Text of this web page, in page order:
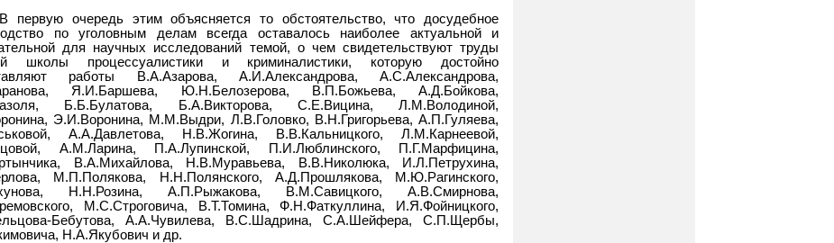
В первую очередь этим объясняется то обстоятельство, что досудебное
по уголовным делам всегда оставалось наиболее актуальной и
для научных исследований темой, о чем свидетельствуют труды
школы процессуалистики и криминалистики, которую достойно
работы В.А.Азарова, А.И.Александрова, А.С.Александрова,
Я.И.Баршева, Ю.Н.Белозерова, В.П.Божьева, А.Д.Бойкова,
Б.Б.Булатова, Б.А.Викторова, С.Е.Вицина, Л.М.Володиной,
Э.И.Воронина, М.М.Выдри, Л.В.Головко, В.Н.Григорьева, А.П.Гуляева,
А.А.Давлетова, Н.В.Жогина, В.В.Кальницкого, Л.М.Карнеевой,
А.М.Ларина, П.А.Лупинской, П.И.Люблинского, П.Г.Марфицина,
В.А.Михайлова, Н.В.Муравьева, В.В.Николюка, И.Л.Петрухина,
М.П.Полякова, Н.Н.Полянского, А.Д.Прошлякова, М.Ю.Рагинского,
Н.Н.Розина, А.П.Рыжакова, В.М.Савицкого, А.В.Смирнова,
М.С.Строговича, В.Т.Томина, Ф.Н.Фаткуллина, И.Я.Фойницкого,
Бебутова, А.А.Чувилева, В.С.Шадрина, С.А.Шейфера, С.П.Щербы,
Н.А.Якубович и др.